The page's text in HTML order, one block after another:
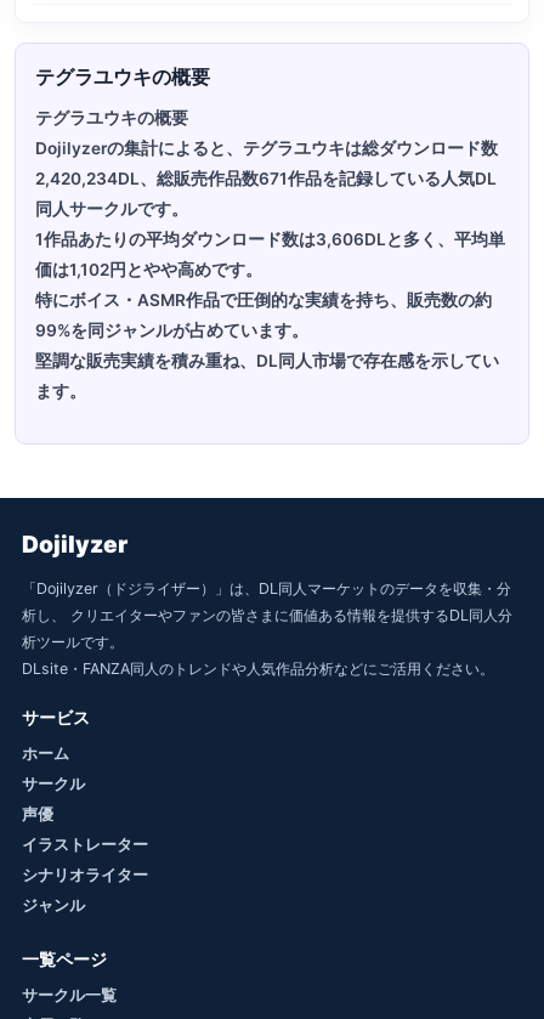
テグラユウキの概要
テグラユウキの概要
Dojilyzerの集計によると、テグラユウキは総ダウンロード数
2,420,234DL、総販売作品数671作品を記録している人気DL
同人サークルです。
1作品あたりの平均ダウンロード数は3,606DLと多く、平均単
価は1,102円とやや高めです。
特にボイス・ASMR作品で圧倒的な実績を持ち、販売数の約
99%を同ジャンルが占めています。
堅調な販売実績を積み重ね、DL同人市場で存在感を示してい
ます。
Dojilyzer
「Dojilyzer（ドジライザー）」は、DL同人マーケットのデータを収集・分
析し、 クリエイターやファンの皆さまに価値ある情報を提供するDL同人分
析ツールです。
DLsite・FANZA同人のトレンドや人気作品分析などにご活用ください。
サービス
ホーム
サークル
声優
イラストレーター
シナリオライター
ジャンル
一覧ページ
サークル一覧